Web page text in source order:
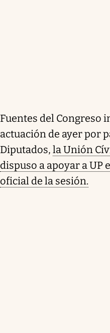
Fuentes del Congreso
actuación de ayer por
Diputados, la Unión
dispuso a apoyar a
oficial de la sesión.